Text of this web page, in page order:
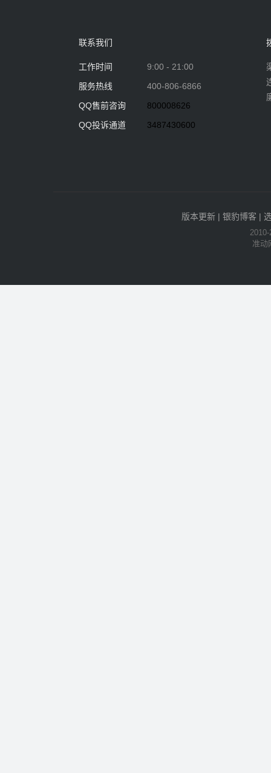
联系我们
工作时间
9:00 - 21:00
服务热线
400-806-6866
QQ售前咨询
800008626
QQ投诉通道
3487430600
版本更新 | 银豹博客 |
准动